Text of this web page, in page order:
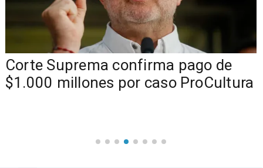
Corte Suprema confirma pago de
$1.000 millones por caso ProCultura